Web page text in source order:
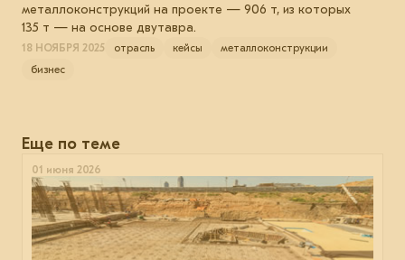
металлоконструкций на проекте — 906 т, из которых
135 т — на основе двутавра.
18 НОЯБРЯ 2025 отрасль кейсы
металлоконструкции
бизнес
Еще по теме
01 июня 2026